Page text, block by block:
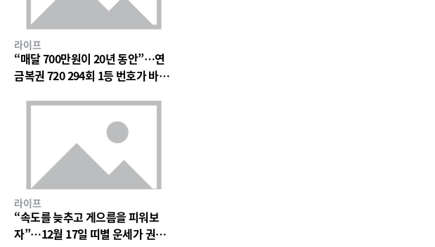
라이프
“매달 700만원이 20년 동안”…연
금복권 720 294회 1등 번호가 바꿀
라이프
“속도를 늦추고 게으름을 피워보
자”…12월 17일 띠별 운세가 권하